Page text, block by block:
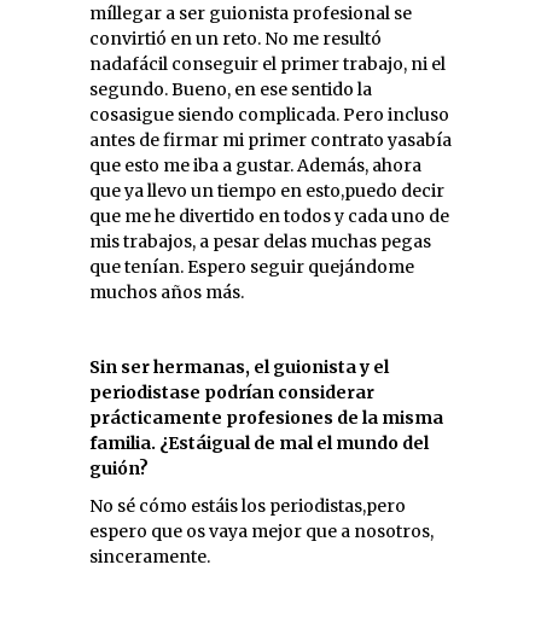
míllegar a ser guionista profesional se
convirtió en un reto. No me resultó
nadafácil conseguir el primer trabajo, ni el
segundo. Bueno, en ese sentido la
cosasigue siendo complicada. Pero incluso
antes de firmar mi primer contrato yasabía
que esto me iba a gustar. Además, ahora
que ya llevo un tiempo en esto,puedo decir
que me he divertido en todos y cada uno de
mis trabajos, a pesar delas muchas pegas
que tenían. Espero seguir quejándome
muchos años más.
Sin ser hermanas, el guionista y el
periodistase podrían considerar
prácticamente profesiones de la misma
familia. ¿Estáigual de mal el mundo del
guión?
No sé cómo estáis los periodistas,pero
espero que os vaya mejor que a nosotros,
sinceramente.